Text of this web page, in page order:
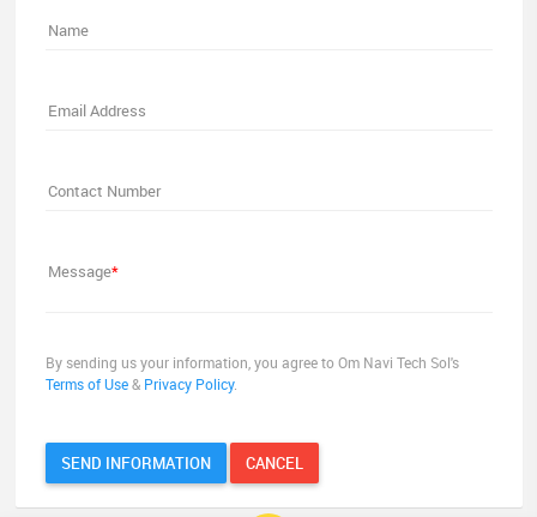
Name
Email Address
Contact Number
Message*
By sending us your information, you agree to Om Navi Tech Sol's
Terms of Use& Privacy Policy.
SEND INFORMATION CANCEL